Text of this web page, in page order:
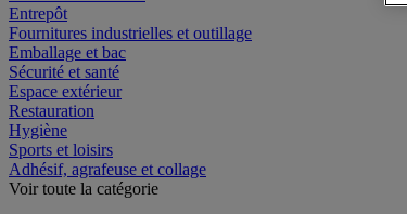
Entrepôt
Fournitures industrielles et outillage
Emballage et bac
Sécurité et santé
Espace extérieur
Restauration
Hygiène
Sports et loisirs
Adhésif, agrafeuse et collage
Voir toute la catégorie